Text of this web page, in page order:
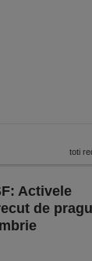
toti
Activele
de pragul